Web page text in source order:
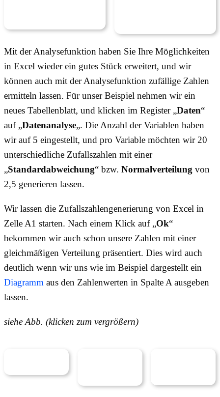
Mit der Analysefunktion haben Sie Ihre Möglichkeiten
in Excel wieder ein gutes Stück erweitert, und wir
können auch mit der Analysefunktion zufällige Zahlen
ermitteln lassen. Für unser Beispiel nehmen wir ein
neues Tabellenblatt, und klicken im Register „Daten“
auf „Datenanalyse„. Die Anzahl der Variablen haben
wir auf 5 eingestellt, und pro Variable möchten wir 20
unterschiedliche Zufallszahlen mit einer
„Standardabweichung“ bzw. Normalverteilung von
2,5 generieren lassen.
Wir lassen die Zufallszahlengenerierung von Excel in
Zelle A1 starten. Nach einem Klick auf „Ok“
bekommen wir auch schon unsere Zahlen mit einer
gleichmäßigen Verteilung präsentiert. Dies wird auch
deutlich wenn wir uns wie im Beispiel dargestellt ein
Diagramm aus den Zahlenwerten in Spalte A ausgeben
lassen.
siehe Abb. (klicken zum vergrößern)